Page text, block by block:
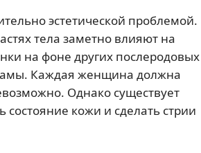
эстетической проблемой.
тела заметно влияют на
на фоне других послеродовых
Каждая женщина должна
Однако существует
кожи и сделать стрии